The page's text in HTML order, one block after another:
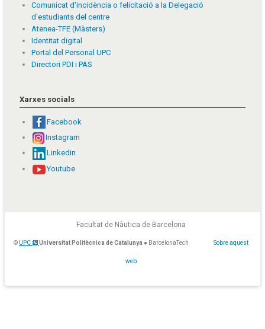
Comunicat d'incidència o felicitació a la Delegació
d'estudiants del centre
Atenea-TFE (Màsters)
Identitat digital
Portal del Personal UPC
Directori PDI i PAS
Xarxes socials
Facebook
Instagram
Linkedin
Youtube
Facultat de Nàutica de Barcelona
© UPC Universitat Politècnica de Catalunya ● BarcelonaTech Sobre aquest
web